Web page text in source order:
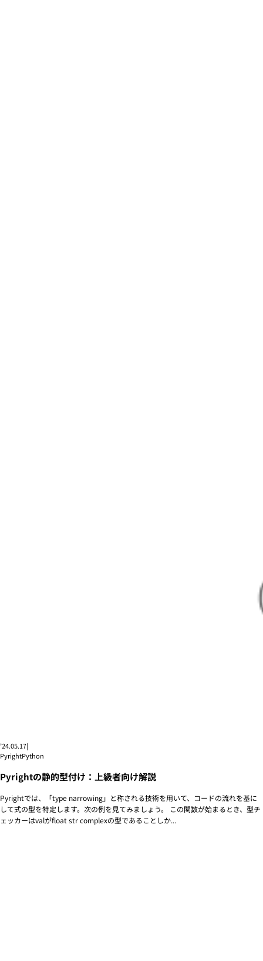
’24.05.17|
PyrightPython
Pyrightの静的型付け：上級者向け解説
Pyrightでは、「type narrowing」と称される技術を用いて、コードの流れを基に
して式の型を特定します。次の例を見てみましょう。 この関数が始まるとき、型チ
ェッカーはvalがfloat str complexの型であることしか...